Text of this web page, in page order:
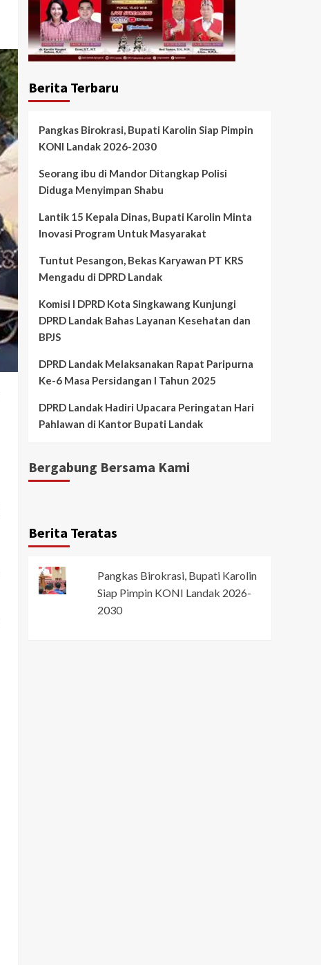
Berita Terbaru
Pangkas Birokrasi, Bupati Karolin Siap Pimpin
KONI Landak 2026-2030
Seorang ibu di Mandor Ditangkap Polisi
Diduga Menyimpan Shabu
Lantik 15 Kepala Dinas, Bupati Karolin Minta
Inovasi Program Untuk Masyarakat
Tuntut Pesangon, Bekas Karyawan PT KRS
Mengadu di DPRD Landak
Komisi I DPRD Kota Singkawang Kunjungi
DPRD Landak Bahas Layanan Kesehatan dan
BPJS
DPRD Landak Melaksanakan Rapat Paripurna
Ke-6 Masa Persidangan I Tahun 2025
DPRD Landak Hadiri Upacara Peringatan Hari
Pahlawan di Kantor Bupati Landak
Bergabung Bersama Kami
Berita Teratas
Pangkas Birokrasi, Bupati Karolin
Siap Pimpin KONI Landak 2026-
2030